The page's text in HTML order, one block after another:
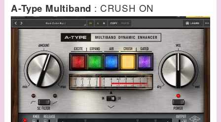
A-Type Multiband : CRUSH ON